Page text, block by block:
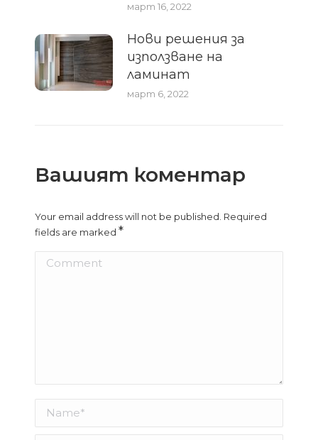
март 16, 2022
Нови решения за
използване на
ламинат
март 6, 2022
Вашият коментар
Your email address will not be published. Required
fields are marked*
Comment
Name *